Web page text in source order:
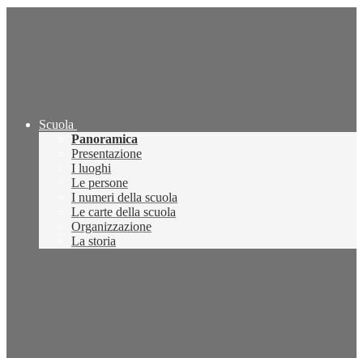
Scuola
Panoramica
Presentazione
I luoghi
Le persone
I numeri della scuola
Le carte della scuola
Organizzazione
La storia